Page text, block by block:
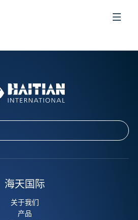
海天国际
关于我们
产品